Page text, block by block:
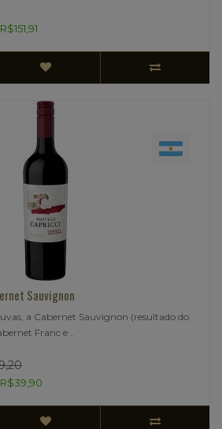
Sauvignon
a Cabernet Sauvignon (resultado do
Franc e ..